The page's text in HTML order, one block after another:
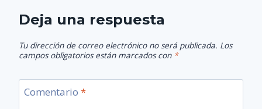
Deja una respuesta
Tu dirección de correo electrónico no será publicada. Los
campos obligatorios están marcados con *
Comentario *